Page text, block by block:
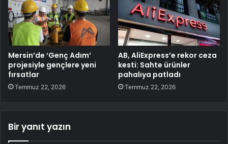
Mersin’de ‘Genç Adım’
projesiyle gençlere yeni
fırsatlar
Temmuz 22, 2026
AB, AliExpress’e rekor ceza
kesti: Sahte ürünler
pahalıya patladı
Temmuz 22, 2026
Bir yanıt yazın